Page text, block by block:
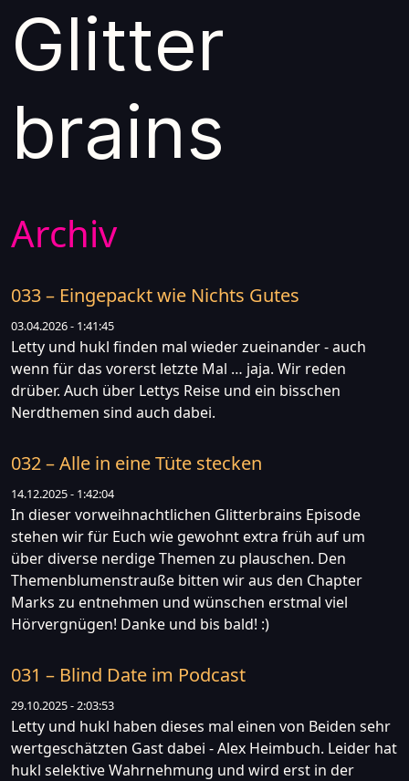
Glitter
brains
Archiv
033 – Eingepackt wie Nichts Gutes
03.04.2026 - 1:41:45
Letty und hukl finden mal wieder zueinander - auch
wenn für das vorerst letzte Mal … jaja. Wir reden
drüber. Auch über Lettys Reise und ein bisschen
Nerdthemen sind auch dabei.
032 – Alle in eine Tüte stecken
14.12.2025 - 1:42:04
In dieser vorweihnachtlichen Glitterbrains Episode
stehen wir für Euch wie gewohnt extra früh auf um
über diverse nerdige Themen zu plauschen. Den
Themenblumenstrauße bitten wir aus den Chapter
Marks zu entnehmen und wünschen erstmal viel
Hörvergnügen! Danke und bis bald! :)
031 – Blind Date im Podcast
29.10.2025 - 2:03:53
Letty und hukl haben dieses mal einen von Beiden sehr
wertgeschätzten Gast dabei - Alex Heimbuch. Leider hat
hukl selektive Wahrnehmung und wird erst in der